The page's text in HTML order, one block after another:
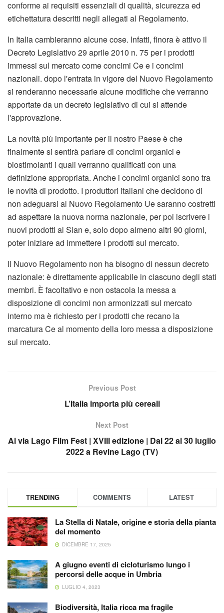
conforme ai requisiti essenziali di qualità, sicurezza ed
etichettatura descritti negli allegati al Regolamento.
In Italia cambieranno alcune cose. Infatti, finora è attivo il
Decreto Legislativo 29 aprile 2010 n. 75 per i prodotti
immessi sul mercato come concimi Ce e i concimi
nazionali. dopo l'entrata in vigore del Nuovo Regolamento
si renderanno necessarie alcune modifiche che verranno
apportate da un decreto legislativo di cui si attende
l'approvazione.
La novità più importante per il nostro Paese è che
finalmente si sentirà parlare di concimi organici e
biostimolanti i quali verranno qualificati con una
definizione appropriata. Anche i concimi organici sono tra
le novità di prodotto. I produttori italiani che decidono di
non adeguarsi al Nuovo Regolamento Ue saranno costretti
ad aspettare la nuova norma nazionale, per poi iscrivere i
nuovi prodotti al Sian e, solo dopo almeno altri 90 giorni,
poter iniziare ad immettere i prodotti sul mercato.
Il Nuovo Regolamento non ha bisogno di nessun decreto
nazionale: è direttamente applicabile in ciascuno degli stati
membri. È facoltativo e non ostacola la messa a
disposizione di concimi non armonizzati sul mercato
interno ma è richiesto per i prodotti che recano la
marcatura Ce al momento della loro messa a disposizione
sul mercato.
Previous Post
L’Italia importa più cereali
Next Post
Al via Lago Film Fest | XVIII edizione | Dal 22 al 30 luglio
2022 a Revine Lago (TV)
TRENDING COMMENTS LATEST
La Stella di Natale, origine e storia della pianta
del momento
DICEMBRE 17, 2025
A giugno eventi di cicloturismo lungo i
percorsi delle acque in Umbria
LUGLIO 4, 2023
Biodiversità, Italia ricca ma fragile